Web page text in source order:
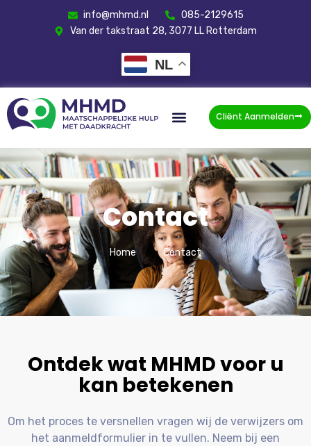
info@mhmd.nl
085-2129615
Van der takstraat 28, 3077 LL Rotterdam
NL
Cliënt Aanmelden
Contact
Home Contact
Ontdek wat MHMD voor u
kan betekenen
Om het proces te versnellen vragen wij de verwijzers om
het aanmeldformulier in te vullen. Neem bij een